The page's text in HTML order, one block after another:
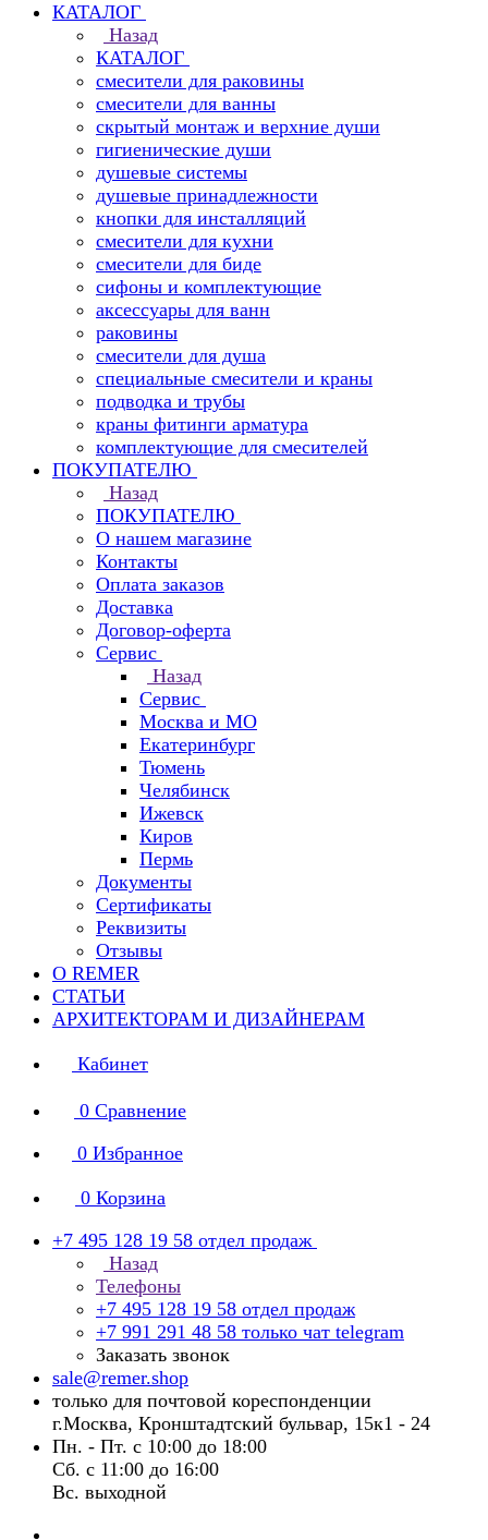
КАТАЛОГ
Назад
КАТАЛОГ
смесители для раковины
смесители для ванны
скрытый монтаж и верхние души
гигиенические души
душевые системы
душевые принадлежности
кнопки для инсталляций
смесители для кухни
смесители для биде
сифоны и комплектующие
аксессуары для ванн
раковины
смесители для душа
специальные смесители и краны
подводка и трубы
краны фитинги арматура
комплектующие для смесителей
ПОКУПАТЕЛЮ
Назад
ПОКУПАТЕЛЮ
О нашем магазине
Контакты
Оплата заказов
Доставка
Договор-оферта
Сервис
Назад
Сервис
Москва и МО
Екатеринбург
Тюмень
Челябинск
Ижевск
Киров
Пермь
Документы
Сертификаты
Реквизиты
Отзывы
О REMER
СТАТЬИ
АРХИТЕКТОРАМ И ДИЗАЙНЕРАМ
Кабинет
0 Сравнение
0 Избранное
0 Корзина
+7 495 128 19 58 отдел продаж
Назад
Телефоны
+7 495 128 19 58 отдел продаж
+7 991 291 48 58 только чат telegram
Заказать звонок
sale@remer.shop
только для почтовой кореспонденции
г.Москва, Кронштадтский бульвар, 15к1 - 24
Пн. - Пт. с 10:00 до 18:00
Сб. с 11:00 до 16:00
Вс. выходной